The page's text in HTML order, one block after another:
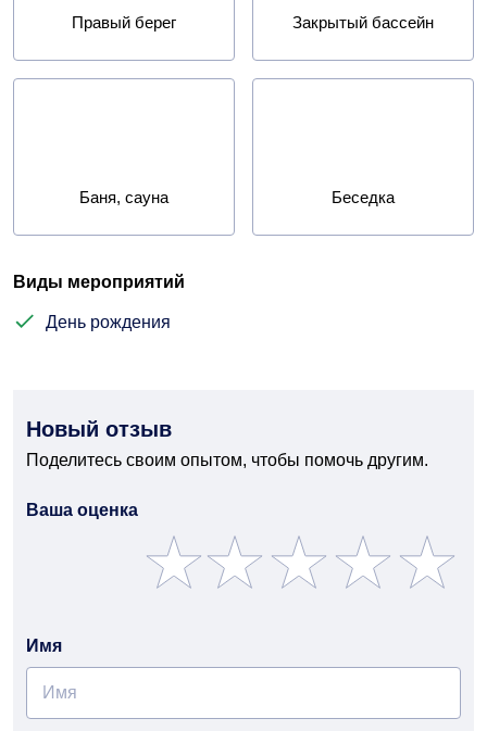
Правый берег Закрытый бассейн
Баня, сауна Беседка
Виды мероприятий
День рождения
Новый отзыв
Поделитесь своим опытом, чтобы помочь другим.
Ваша оценка
Имя